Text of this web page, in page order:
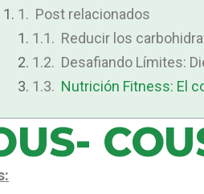
Post relacionados
Reducir los
Desafiando Límites:
Nutrición Fitness: El